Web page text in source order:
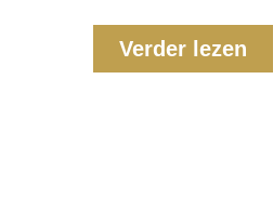
Verder lezen